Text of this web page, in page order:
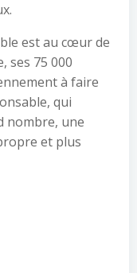
est au cœur de
ses 75 000
à faire
qui
nombre, une
et plus